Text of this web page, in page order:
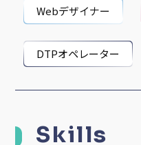
Webデザイナー
DTPオペレーター
Skills